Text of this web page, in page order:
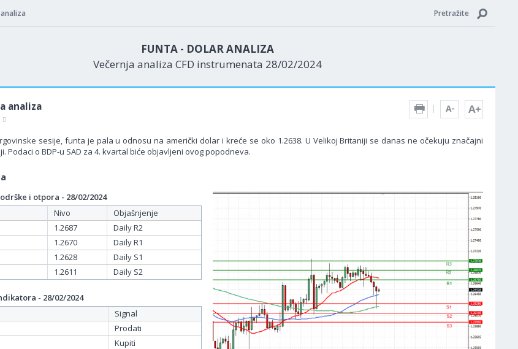
Pretražite
FUNTA - DOLAR ANALIZA
Večernja analiza CFD instrumenata 28/02/2024
analiza
sesije, funta je pala u odnosu na američki dolar i kreće se oko 1.2638. U Velikoj Britaniji se danas ne očekuju značajni
Podaci o BDP-u SAD za 4. kvartal biće objavljeni ovog popodneva.
i otpora - 28/02/2024
Nivo
Objašnjenje
1.2687
Daily R2
1.2670
Daily R1
1.2628
Daily S1
1.2611 Daily S2
- 28/02/2024
Signal
Prodati
Kupiti